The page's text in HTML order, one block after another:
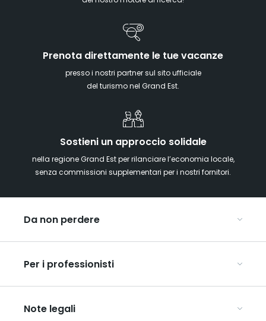
Prenota direttamente le tue vacanze
presso i nostri partner sul sito ufficiale
del turismo nel Grand Est.
Sostieni un approccio solidale
nella regione Grand Est per rilanciare l’economia locale,
senza commissioni supplementari per i nostri fornitori.
Da non perdere
Alsazia
Ardenne
Champagne
Per i professionisti
Organizzate il vostro viaggio di gruppo
Note legali